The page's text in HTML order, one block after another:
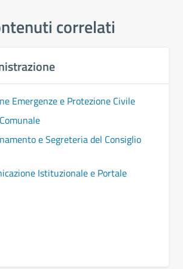
correlati
Emergenze e Protezione Civile
e Segreteria del Consiglio
Istituzionale e Portale